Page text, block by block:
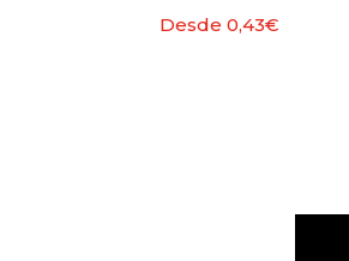
Desde0,43€